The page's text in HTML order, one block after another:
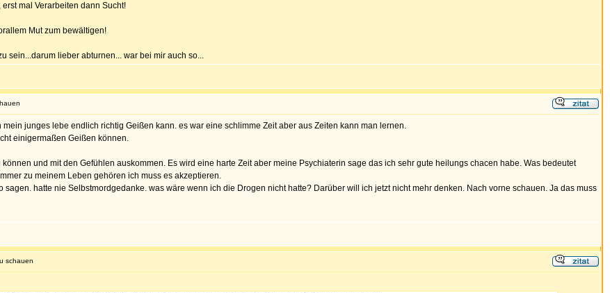
mal Verarbeiten dann Sucht!
Mut zum bewältigen!
sein...darum lieber abturnen... war bei mir auch so...
junges lebe endlich richtig Geißen kann. es war eine schlimme Zeit aber aus Zeiten kann man lernen.
einigermaßen Geißen können.
und mit den Gefühlen auskommen. Es wird eine harte Zeit aber meine Psychiaterin sage das ich sehr gute heilungs chacen habe. Was bedeutet
zu meinem Leben gehören ich muss es akzeptieren.
sagen. hatte nie Selbstmordgedanke. was wäre wenn ich die Drogen nicht hatte? Darüber will ich jetzt nicht mehr denken. Nach vorne schauen. Ja das muss
schauen